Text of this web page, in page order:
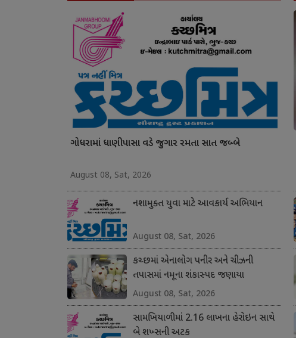
ગોધરામાં ધાણીપાસા વડે જુગાર રમતા સાત જબ્બે
August 08, Sat, 2026
નશામુક્ત યુવા માટે આવકાર્ય અભિયાન
August 08, Sat, 2026
કચ્છમાં એનાલોગ પનીર અને ચીઝની
તપાસમાં નમૂના શંકાસ્પદ જણાયા
August 08, Sat, 2026
સામખિયાળીમાં 2.16 લાખના હેરોઇન સાથે
બે શખ્સની અટક